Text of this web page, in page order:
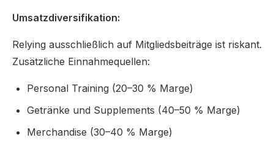
Umsatzdiversifikation:
Relying ausschließlich auf Mitgliedsbeiträge ist riskant.
Zusätzliche Einnahmequellen:
Personal Training (20–30 % Marge)
Getränke und Supplements (40–50 % Marge)
Merchandise (30–40 % Marge)